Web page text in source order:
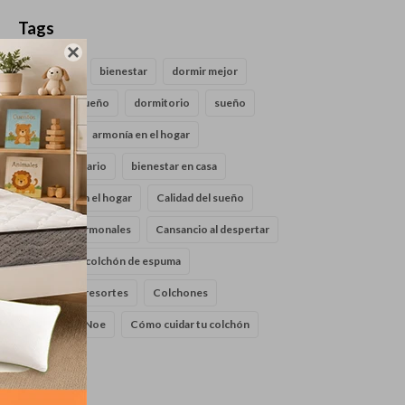

Tags
descanso bienestar dormir mejor
calidad de sueño dormitorio sueño
armonia armonía en el hogar
Bienestar diario bienestar en casa
bienestar en el hogar Calidad del sueño
cambios hormonales Cansancio al despertar
cloudy colchón de espuma
colchón de resortes Colchones
Colchones Noe Cómo cuidar tu colchón